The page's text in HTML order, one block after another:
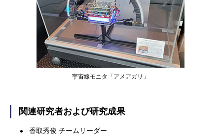
宇宙線モニタ「アメアガリ」
関連研究者および研究成果
香取秀俊 チームリーダー